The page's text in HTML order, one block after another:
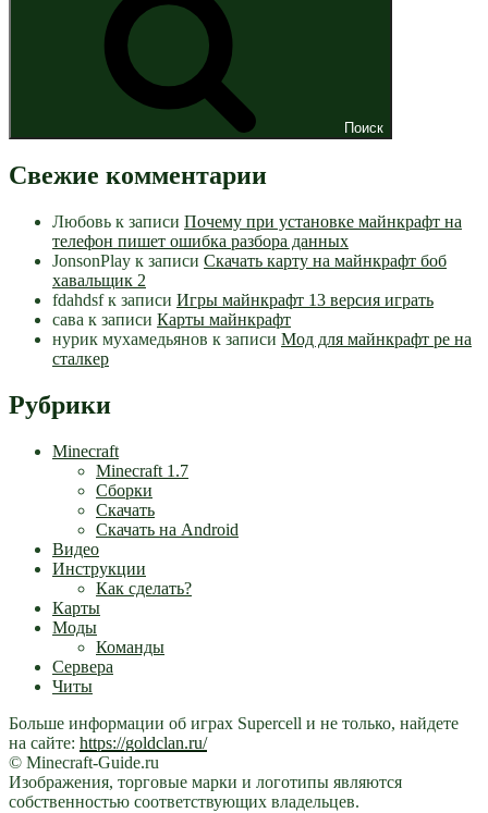
Поиск
Свежие комментарии
Любовь к записи Почему при установке майнкрафт на
телефон пишет ошибка разбора данных
JonsonPlay к записи Скачать карту на майнкрафт боб
хавальщик 2
fdahdsfк записи Игры майнкрафт 13 версия играть
сава к записи Карты майнкрафт
нурик мухамедьянов к записи Мод для майнкрафт pe на
сталкер
Рубрики
Minecraft
Minecraft 1.7
Сборки
Скачать
Скачать на Android
Видео
Инструкции
Как сделать?
Карты
Моды
Команды
Сервера
Читы
Больше информации об играх Supercell и не только, найдете
на сайте: https://goldclan.ru/
© Minecraft-Guide.ru
Изображения, торговые марки и логотипы являются
собственностью соответствующих владельцев.